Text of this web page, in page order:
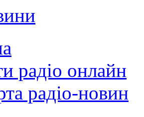
радіо онлайн
радіо-новин